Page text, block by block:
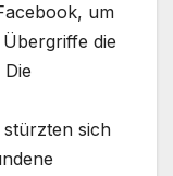
um
die
stürzten sich